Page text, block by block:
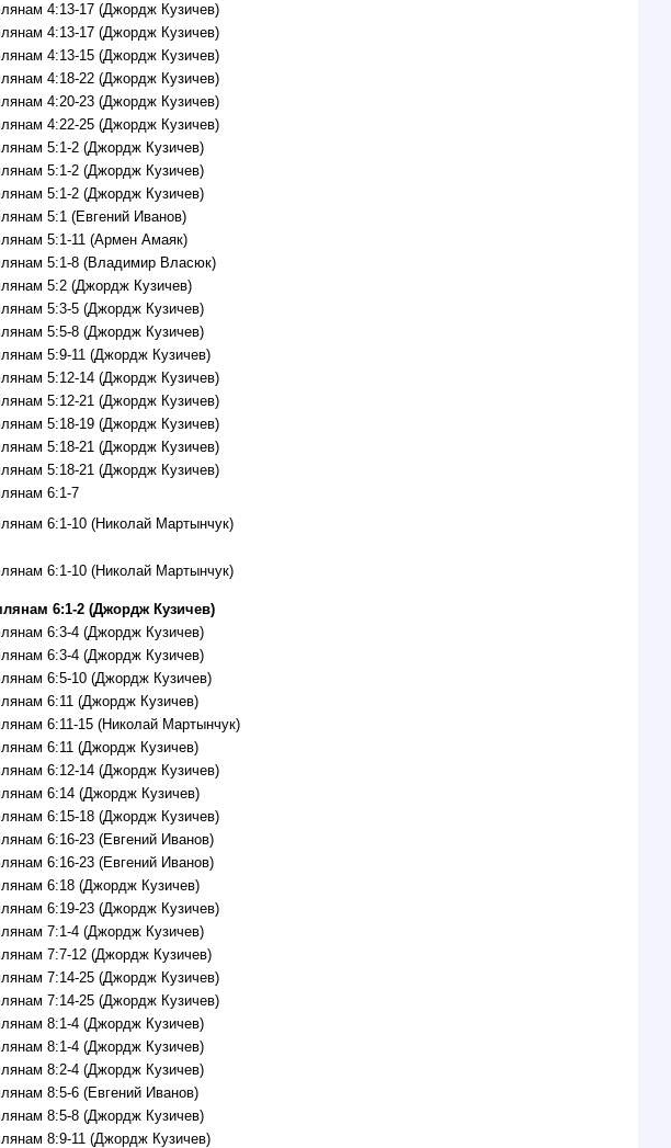
4:13-17 (Джордж Кузичев)
4:13-17 (Джордж Кузичев)
4:13-15 (Джордж Кузичев)
4:18-22 (Джордж Кузичев)
4:20-23 (Джордж Кузичев)
4:22-25 (Джордж Кузичев)
5:1-2 (Джордж Кузичев)
5:1-2 (Джордж Кузичев)
5:1-2 (Джордж Кузичев)
5:1 (Евгений Иванов)
5:1-11 (Армен Амаяк)
5:1-8 (Владимир Власюк)
5:2 (Джордж Кузичев)
5:3-5 (Джордж Кузичев)
5:5-8 (Джордж Кузичев)
5:9-11 (Джордж Кузичев)
5:12-14 (Джордж Кузичев)
5:12-21 (Джордж Кузичев)
5:18-19 (Джордж Кузичев)
5:18-21 (Джордж Кузичев)
5:18-21 (Джордж Кузичев)
6:1-7
6:1-10 (Николай Мартынчук)
6:1-10 (Николай Мартынчук)
6:1-2 (Джордж Кузичев)
6:3-4 (Джордж Кузичев)
6:3-4 (Джордж Кузичев)
6:5-10 (Джордж Кузичев)
6:11 (Джордж Кузичев)
6:11-15 (Николай Мартынчук)
6:11 (Джордж Кузичев)
6:12-14 (Джордж Кузичев)
6:14 (Джордж Кузичев)
6:15-18 (Джордж Кузичев)
6:16-23 (Евгений Иванов)
6:16-23 (Евгений Иванов)
6:18 (Джордж Кузичев)
6:19-23 (Джордж Кузичев)
7:1-4 (Джордж Кузичев)
7:7-12 (Джордж Кузичев)
7:14-25 (Джордж Кузичев)
7:14-25 (Джордж Кузичев)
8:1-4 (Джордж Кузичев)
8:1-4 (Джордж Кузичев)
8:2-4 (Джордж Кузичев)
8:5-6 (Евгений Иванов)
8:5-8 (Джордж Кузичев)
8:9-11 (Джордж Кузичев)